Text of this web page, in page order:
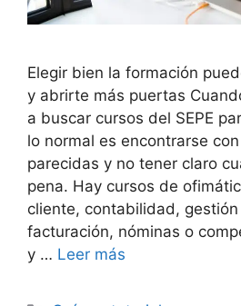
Elegir bien la formación
y abrirte más puertas
a buscar cursos del SEPE
lo normal es encontrarse
parecidas y no tener claro
pena. Hay cursos de
cliente, contabilidad,
facturación, nóminas o
y … Leer más